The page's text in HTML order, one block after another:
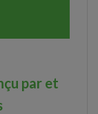
par et